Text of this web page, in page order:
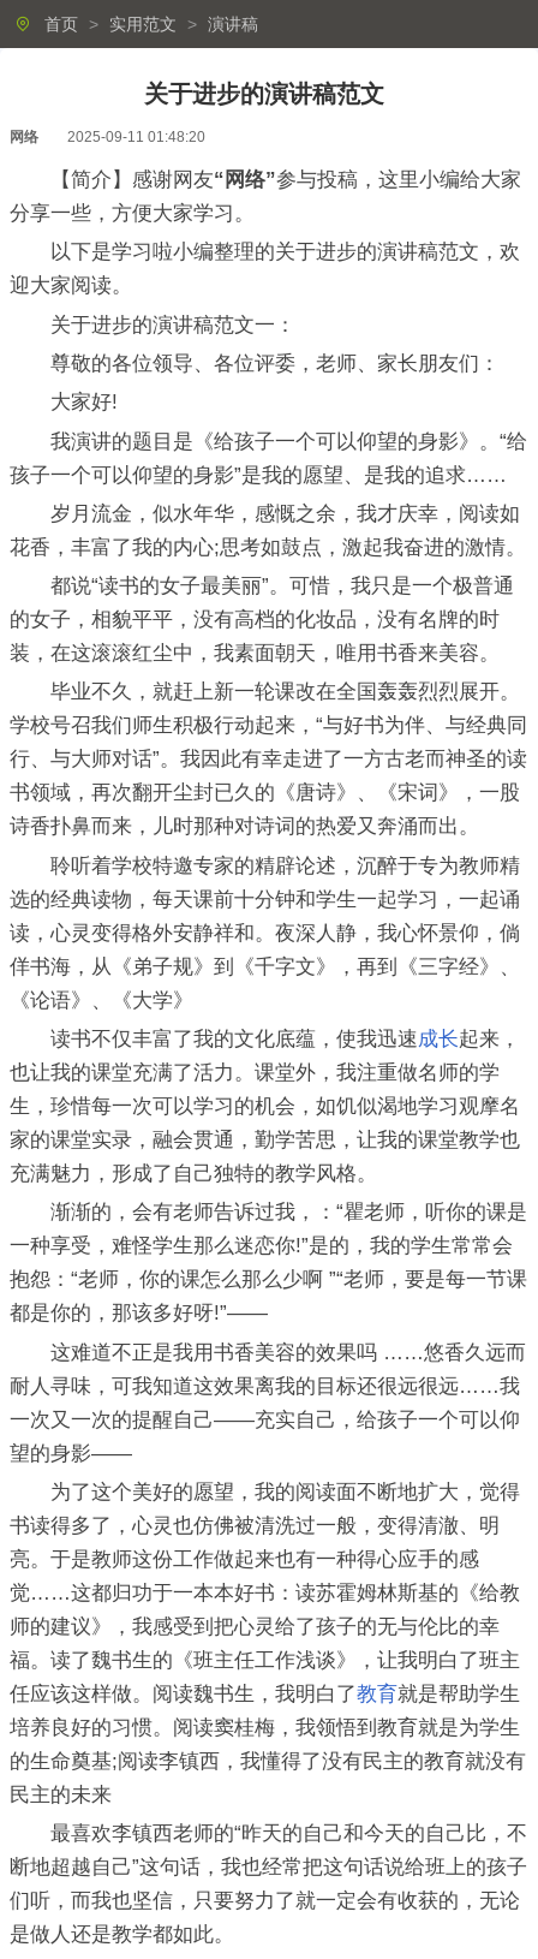
首页 > 实用范文 > 演讲稿
关于进步的演讲稿范文
网络 2025-09-11 01:48:20
【简介】感谢网友“网络”参与投稿，这里小编给大家
分享一些，方便大家学习。
以下是学习啦小编整理的关于进步的演讲稿范文，欢
迎大家阅读。
关于进步的演讲稿范文一：
尊敬的各位领导、各位评委，老师、家长朋友们：
大家好!
我演讲的题目是《给孩子一个可以仰望的身影》。“给
孩子一个可以仰望的身影”是我的愿望、是我的追求……
岁月流金，似水年华，感慨之余，我才庆幸，阅读如
花香，丰富了我的内心;思考如鼓点，激起我奋进的激情。
都说“读书的女子最美丽”。可惜，我只是一个极普通
的女子，相貌平平，没有高档的化妆品，没有名牌的时
装，在这滚滚红尘中，我素面朝天，唯用书香来美容。
毕业不久，就赶上新一轮课改在全国轰轰烈烈展开。
学校号召我们师生积极行动起来，“与好书为伴、与经典同
行、与大师对话”。我因此有幸走进了一方古老而神圣的读
书领域，再次翻开尘封已久的《唐诗》、《宋词》，一股
诗香扑鼻而来，儿时那种对诗词的热爱又奔涌而出。
聆听着学校特邀专家的精辟论述，沉醉于专为教师精
选的经典读物，每天课前十分钟和学生一起学习，一起诵
读，心灵变得格外安静祥和。夜深人静，我心怀景仰，倘
佯书海，从《弟子规》到《千字文》，再到《三字经》、
《论语》、《大学》
读书不仅丰富了我的文化底蕴，使我迅速成长起来，
也让我的课堂充满了活力。课堂外，我注重做名师的学
生，珍惜每一次可以学习的机会，如饥似渴地学习观摩名
家的课堂实录，融会贯通，勤学苦思，让我的课堂教学也
充满魅力，形成了自己独特的教学风格。
渐渐的，会有老师告诉过我，：“瞿老师，听你的课是
一种享受，难怪学生那么迷恋你!”是的，我的学生常常会
抱怨：“老师，你的课怎么那么少啊 ”“老师，要是每一节课
都是你的，那该多好呀!”——
这难道不正是我用书香美容的效果吗 ……悠香久远而
耐人寻味，可我知道这效果离我的目标还很远很远……我
一次又一次的提醒自己——充实自己，给孩子一个可以仰
望的身影——
为了这个美好的愿望，我的阅读面不断地扩大，觉得
书读得多了，心灵也仿佛被清洗过一般，变得清澈、明
亮。于是教师这份工作做起来也有一种得心应手的感
觉……这都归功于一本本好书：读苏霍姆林斯基的《给教
师的建议》，我感受到把心灵给了孩子的无与伦比的幸
福。读了魏书生的《班主任工作浅谈》，让我明白了班主
任应该这样做。阅读魏书生，我明白了教育就是帮助学生
培养良好的习惯。阅读窦桂梅，我领悟到教育就是为学生
的生命奠基;阅读李镇西，我懂得了没有民主的教育就没有
民主的未来
最喜欢李镇西老师的“昨天的自己和今天的自己比，不
断地超越自己”这句话，我也经常把这句话说给班上的孩子
们听，而我也坚信，只要努力了就一定会有收获的，无论
是做人还是教学都如此。